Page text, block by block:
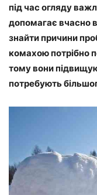
під час огляду
допомагає вчасно
знайти причини
комахою потрібно
тому вони
потребують